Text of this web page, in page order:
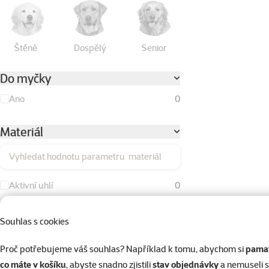
Souhlas s cookies
Proč potřebujeme váš souhlas? Například k tomu, abychom si
co máte v košíku, abyste snadno zjistilistav objednávkya nemuseli
Štěně Dospělý Senior
Do myčky
Ano 0
Materiál
Vyhledat hodnotu parametru materiál
Aktivní uhlí
0
Duté vlákno
Dřevo
0